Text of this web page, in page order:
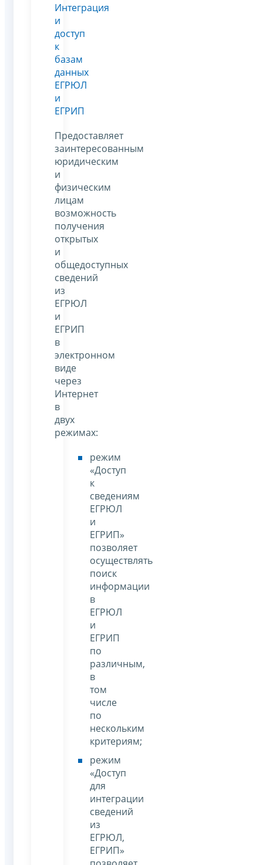
Интеграция
и
доступ
к
базам
данных
ЕГРЮЛ
и
ЕГРИП
Предоставляет
заинтересованным
юридическим
и
физическим
лицам
возможность
получения
открытых
и
общедоступных
сведений
из
ЕГРЮЛ
и
ЕГРИП
в
электронном
виде
через
Интернет
в
двух
режимах:
режим
«Доступ
к
сведениям
ЕГРЮЛ
и
ЕГРИП»
позволяет
осуществлять
поиск
информации
в
ЕГРЮЛ
и
ЕГРИП
по
различным,
в
том
числе
по
нескольким
критериям;
режим
«Доступ
для
интеграции
сведений
из
ЕГРЮЛ,
ЕГРИП»